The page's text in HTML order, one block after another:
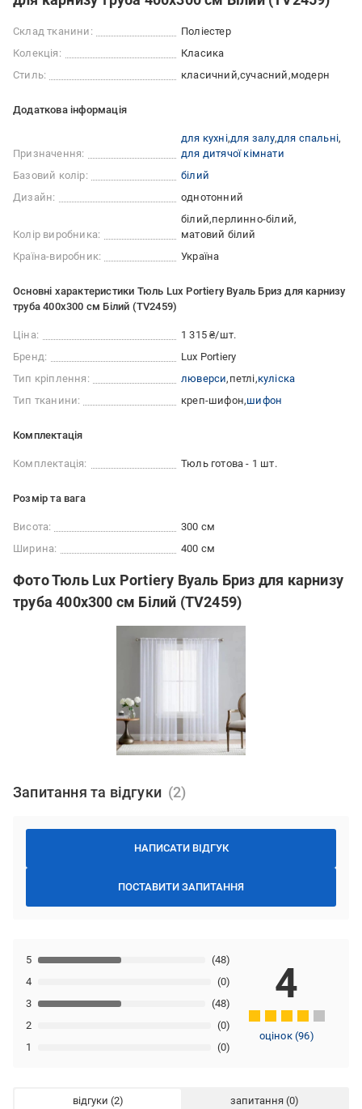
Склад тканини:
Поліестер
Колекція:
Класика
Стиль:
класичний сучасний модерн
Додаткова інформація
Призначення:
для кухні для залу для спальні
для дитячої кімнати
Базовий колір:
білий
Дизайн:
однотонний
Колір виробника:
білий перлинно-білий
матовий білий
Країна-виробник:
Україна
Основні характеристики Тюль Lux Portiery Вуаль Бриз для карнизу
труба 400х300 см Білий (TV2459)
Ціна:
1 315 ₴/шт.
Бренд:
Lux Portiery
Тип кріплення:
люверси петлі куліска
Тип тканини:
креп-шифон шифон
Комплектація
Комплектація: Тюль готова - 1 шт.
Розмір та вага
Висота:
300 см
Ширина:
400 см
Фото Тюль Lux Portiery Вуаль Бриз для карнизу
труба 400х300 см Білий (TV2459)
Запитання та відгуки
НАПИСАТИ ВІДГУК
ПОСТАВИТИ ЗАПИТАННЯ
1 (0)
2 (0)
3 (48)
4 (0)
5 (48)
4
оцінок (96)
відгуки запитання